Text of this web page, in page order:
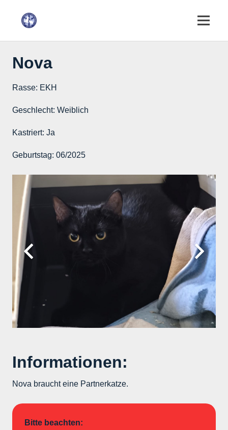
Nova
Rasse: EKH
Geschlecht: Weiblich
Kastriert: Ja
Geburtstag: 06/2025
Informationen:
Nova braucht eine Partnerkatze.
Bitte beachten: